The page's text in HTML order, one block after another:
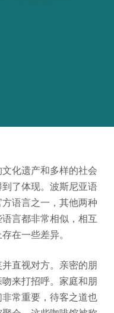
化遗产和多样的社会
了体现。波斯尼亚语
语言之一，其他两种
言都非常相似，相互
在一些差异。
直视对方。亲密的朋
来打招呼。家庭和朋
常重要，待客之道也